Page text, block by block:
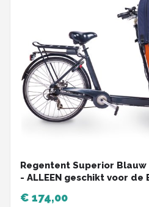
Regentent Superior Blauw
- ALLEEN geschikt voor
€ 174,00